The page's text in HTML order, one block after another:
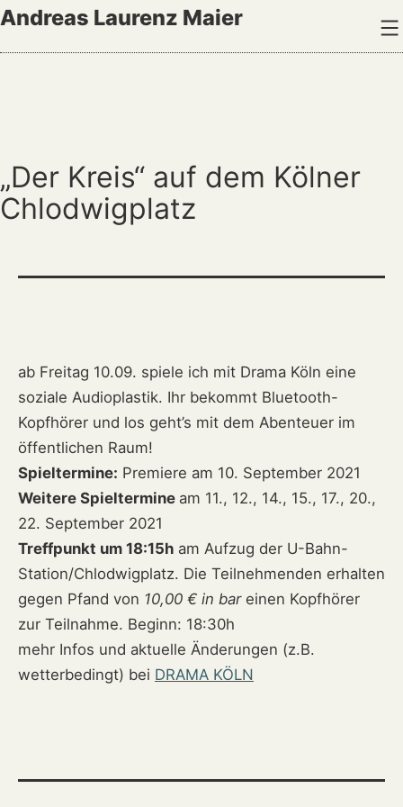
Zum
Andreas Laurenz Maier
„Der Kreis“ auf dem Kölner
Chlodwigplatz
ab Freitag 10.09. spiele ich mit Drama Köln eine
soziale Audioplastik. Ihr bekommt Bluetooth-
Kopfhörer und los geht’s mit dem Abenteuer im
öffentlichen Raum!
Spieltermine: Premiere am 10. September 2021
Weitere Spieltermine am 11., 12., 14., 15., 17., 20.,
22. September 2021
Treffpunkt um 18:15h am Aufzug der U-Bahn-
Station/Chlodwigplatz. Die Teilnehmenden erhalten
gegen Pfand von 10,00 € in bareinen Kopfhörer
zur Teilnahme. Beginn: 18:30h
mehr Infos und aktuelle Änderungen (z.B.
wetterbedingt) bei DRAMA KÖLN